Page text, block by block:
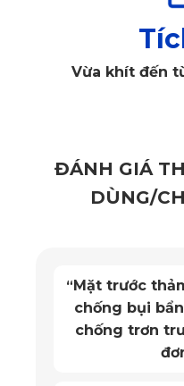
Thảm lót sàn ô tô
mà còn là điểm nhấn
trọng của nội thất.
Chất liệu PVC cao cấp
GLS 450 4Matic 2025,
giác êm ái, thoải mái cho
Vừa khít đến
ĐÁNH GIÁ
DÙNG/
“Mặt trước
chống bụi
chống trơn